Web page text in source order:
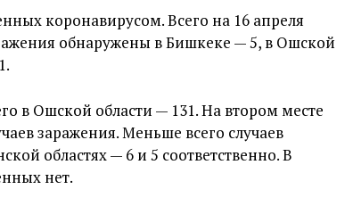
коронавирусом. Всего на 16 апреля
обнаружены в Бишкеке — 5, в Ошской
в Ошской области — 131. На втором месте
заражения. Меньше всего случаев
областях — 6 и 5 соответственно. В
нет.